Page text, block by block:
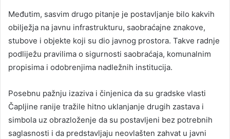
Međutim, sasvim drugo pitanje je postavljanje bilo kakvih
obilježja na javnu infrastrukturu, saobraćajne znakove,
stubove i objekte koji su dio javnog prostora. Takve radnje
podliježu pravilima o sigurnosti saobraćaja, komunalnim
propisima i odobrenjima nadležnih institucija.
Posebnu pažnju izaziva i činjenica da su gradske vlasti
Čapljine ranije tražile hitno uklanjanje drugih zastava i
simbola uz obrazloženje da su postavljeni bez potrebnih
saglasnosti i da predstavljaju neovlašten zahvat u javni